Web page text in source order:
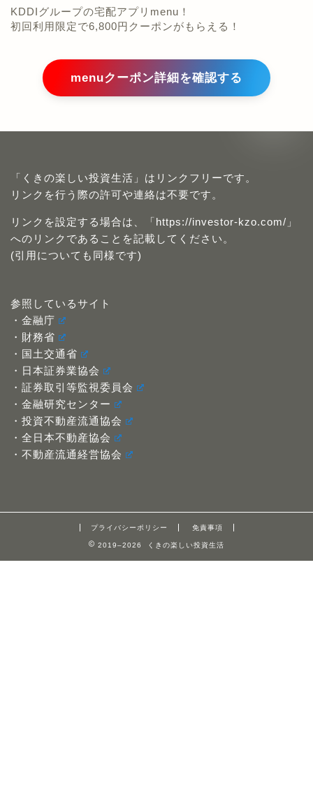
KDDIグループの宅配アプリmenu！
初回利用限定で6,800円クーポンがもらえる！
menuクーポン詳細を確認する
「くきの楽しい投資生活」はリンクフリーです。
リンクを行う際の許可や連絡は不要です。
リンクを設定する場合は、「https://investor-kzo.com/」
へのリンクであることを記載してください。
(引用についても同様です)
参照しているサイト
・金融庁
・財務省
・国土交通省
・日本証券業協会
・証券取引等監視委員会
・金融研究センター
・投資不動産流通協会
・全日本不動産協会
・不動産流通経営協会
プライバシーポリシー 免責事項
2019–2026 くきの楽しい投資生活